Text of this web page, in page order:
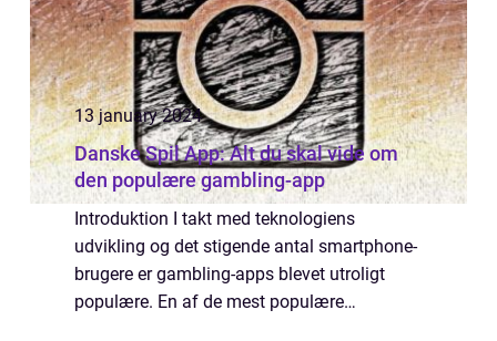
13 january 2024
Danske Spil App: Alt du skal vide om
den populære gambling-app
Introduktion I takt med teknologiens
udvikling og det stigende antal smartphone-
brugere er gambling-apps blevet utroligt
populære. En af de mest populære